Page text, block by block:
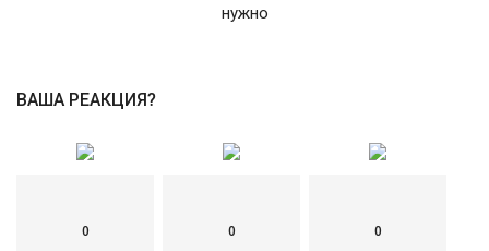
нужно
ВАША РЕАКЦИЯ?
0 0 0